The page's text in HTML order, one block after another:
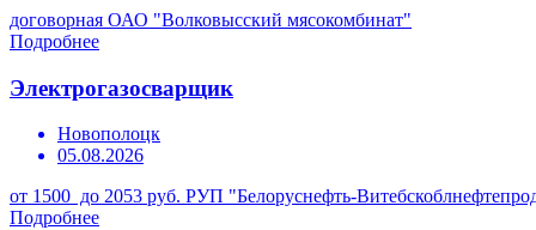
договорная ОАО "Волковысский мясокомбинат"
Подробнее
Электрогазосварщик
Новополоцк
05.08.2026
от 1500 до 2053 руб. РУП "Белоруснефть-
Подробнее